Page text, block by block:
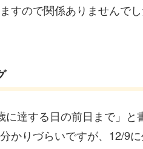
すので関係ありませんで
に達する日の前日まで」
かりづらいですが、12/9